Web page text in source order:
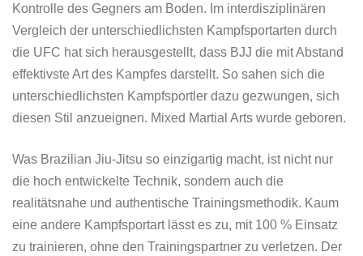
Kontrolle des Gegners am Boden. Im interdisziplinären
Vergleich der unterschiedlichsten Kampfsportarten durch
die UFC hat sich herausgestellt, dass BJJ die mit Abstand
effektivste Art des Kampfes darstellt. So sahen sich die
unterschiedlichsten Kampfsportler dazu gezwungen, sich
diesen Stil anzueignen. Mixed Martial Arts wurde geboren.
Was Brazilian Jiu-Jitsu so einzigartig macht, ist nicht nur
die hoch entwickelte Technik, sondern auch die
realitätsnahe und authentische Trainingsmethodik. Kaum
eine andere Kampfsportart lässt es zu, mit 100 % Einsatz
zu trainieren, ohne den Trainingspartner zu verletzen. Der